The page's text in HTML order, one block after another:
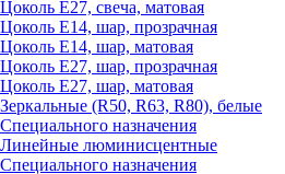
Цоколь Е27, свеча, матовая
Цоколь Е14, шар, прозрачная
Цоколь Е14, шар, матовая
Цоколь Е27, шар, прозрачная
Цоколь Е27, шар, матовая
Зеркальные (R50, R63, R80), белые
Специального назначения
Линейные люминисцентные
Специального назначения